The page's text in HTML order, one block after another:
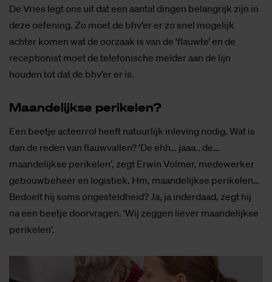
De Vries legt ons uit dat een aantal dingen belangrijk zijn in
deze oefening. Zo moet de bhv’er er zo snel mogelijk
achter komen wat de oorzaak is van de ‘flauwte’ en de
receptionist moet de telefonische melder aan de lijn
houden tot dat de bhv’er er is.
Maan­de­lijk­se pe­ri­ke­len?
Een beetje acteerrol heeft natuurlijk inleving nodig. Wat is
dan de reden van flauwvallen? ‘De ehh… jaaa.. de…
maandelijkse perikelen’, zegt Erwin Volmer, medewerker
gebouwbeheer en logistiek. Hm, maandelijkse perikelen…
Bedoelt hij soms ongesteldheid? Ja, ja inderdaad, zegt hij
na een beetje doorvragen. ‘Wij zeggen liever maandelijkse
perikelen’.